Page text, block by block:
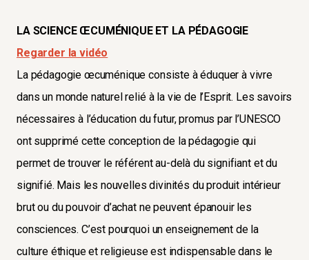
LA SCIENCE ŒCUMÉNIQUE ET LA PÉDAGOGIE
Regarder la vidéo
La pédagogie œcuménique consiste à éduquer à vivre
dans un monde naturel relié à la vie de l’Esprit. Les savoirs
nécessaires à l’éducation du futur, promus par l’UNESCO
ont supprimé cette conception de la pédagogie qui
permet de trouver le référent au-delà du signifiant et du
signifié. Mais les nouvelles divinités du produit intérieur
brut ou du pouvoir d’achat ne peuvent épanouir les
consciences. C’est pourquoi un enseignement de la
culture éthique et religieuse est indispensable dans le